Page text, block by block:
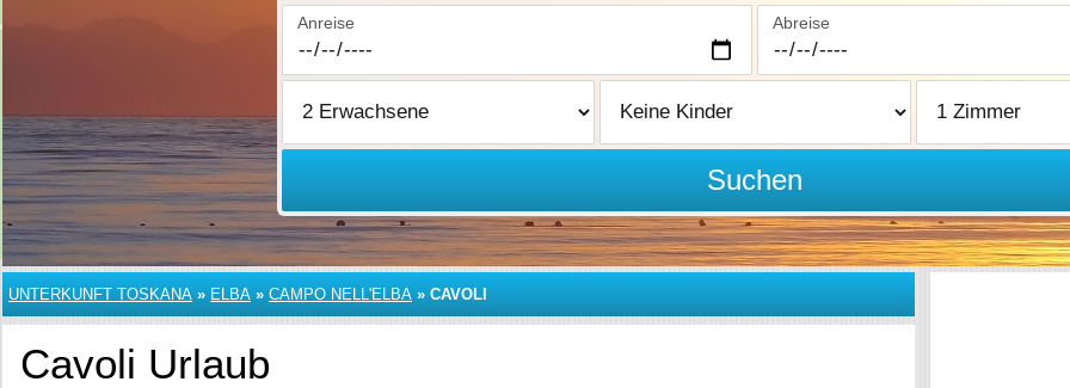
Anreise Abreise
Suchen
UNTERKUNFT TOSKANA » ELBA » CAMPO NELL'ELBA » CAVOLI
Cavoli Urlaub